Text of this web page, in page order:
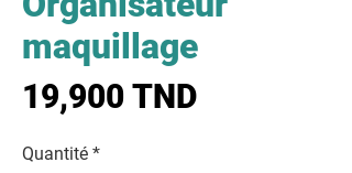
maquillage
19,900 TNDPrix
Quantité *